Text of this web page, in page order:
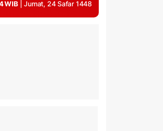
WIB | Jumat, 24 Safar 1448